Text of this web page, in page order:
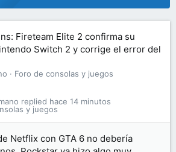
Fireteam Elite 2 confirma su
Switch 2 y corrige el error del
Foro de consolas y juegos
y juegos
hace 14 minutos
Netflix con GTA 6 no debería